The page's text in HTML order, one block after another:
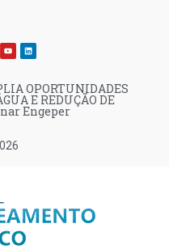
OPORTUNIDADES
E REDUÇÃO DE
Engeper